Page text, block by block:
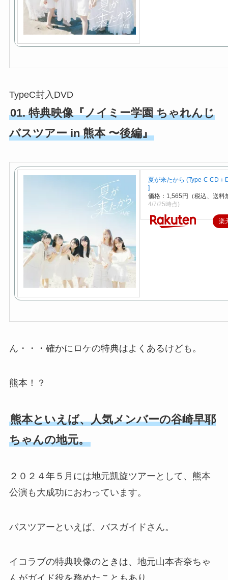
TypeC封入DVD
01. 特典映像『ノイミー学園 ちゃれんじ
バスツアー in 熊本 〜後編』
夏が来たから (Type-C CD＋
]
価格：1,565円（税込、送料
4/7/25時点)
楽
ん・・・確かにロケの特典はよくあるけども。
熊本！？
熊本といえば、人気メンバーの谷崎早耶
ちゃんの地元。
２０２４年５月には地元凱旋ツアーとして、熊本
公演も大成功におわっています。
バスツアーといえば、バスガイドさん。
イコラブの特典映像のときは、地元山本杏奈ちゃ